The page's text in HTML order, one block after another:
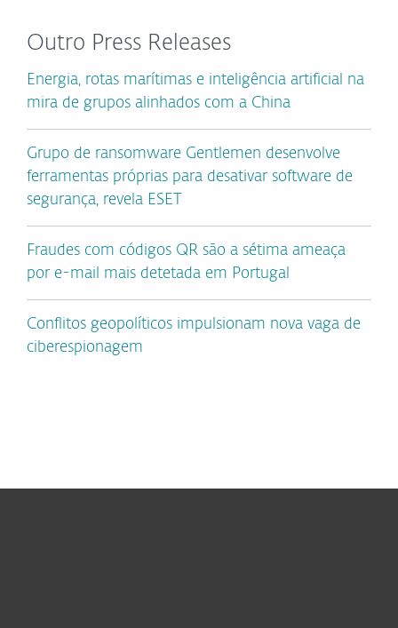
Outro Press Releases
Energia, rotas marítimas e inteligência artificial na
mira de grupos alinhados com a China
Grupo de ransomware Gentlemen desenvolve
ferramentas próprias para desativar software de
segurança, revela ESET
Fraudes com códigos QR são a sétima ameaça
por e-mail mais detetada em Portugal
Conflitos geopolíticos impulsionam nova vaga de
ciberespionagem